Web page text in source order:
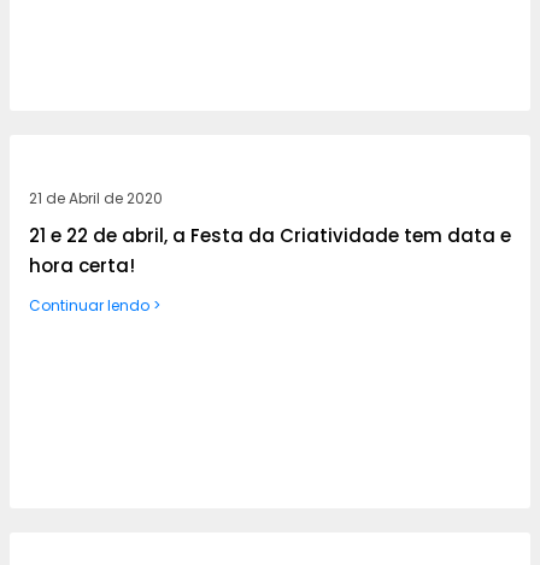
21 de Abril de 2020
21 e 22 de abril, a Festa da Criatividade tem data e
hora certa!
Continuar lendo >